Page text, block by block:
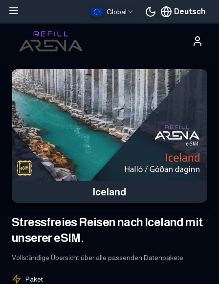
Global Deutsch
Aktuelle Sprache
Iceland
Stressfreies Reisen nach Iceland mit
unserer eSIM.
Vollständige Übersicht über alle passenden Datenpakete.
Paket